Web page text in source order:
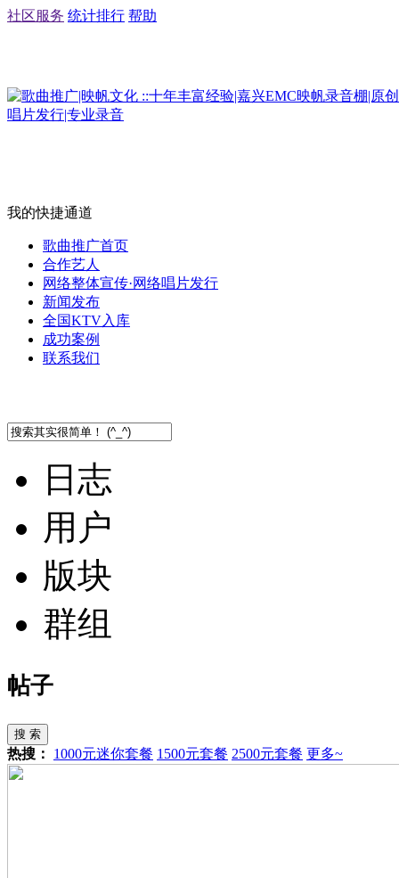
社区服务 统计排行 帮助
我的快捷通道
歌曲推广首页
合作艺人
网络整体宣传·网络唱片发行
新闻发布
全国KTV入库
成功案例
联系我们
日志
用户
版块
群组
帖子
搜 索
热搜： 1000元迷你套餐 1500元套餐 2500元套餐 更多~